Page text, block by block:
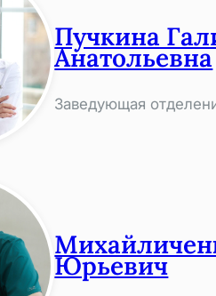
Пучкина
Анатольевна
Заведующая
Юрьевич